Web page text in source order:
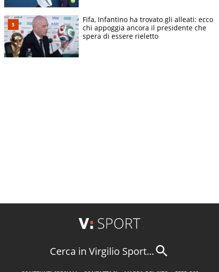
Fifa, Infantino ha trovato gli alleati: ecco
chi appoggia ancora il presidente che
spera di essere rieletto
Cerca in Virgilio Sport...